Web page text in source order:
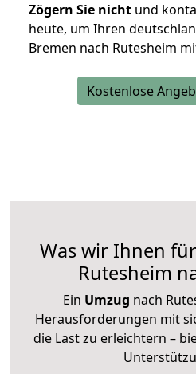
Zögern Sie nicht und
heute, um Ihren
Bremen nach Rutesheim
Kostenlose
Was wir Ihnen
Rutesheim
Ein Umzug nach
Herausforderungen mit
die Last zu erleichtern –